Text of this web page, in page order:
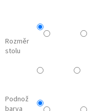
Rozměr
stolu
Podnož